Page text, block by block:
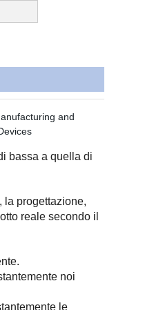
bassa a quella di
la progettazione,
reale secondo il
noi
le